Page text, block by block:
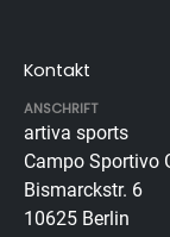
Kontakt
ANSCHRIFT
artiva sports
Campo Sportivo
Bismarckstr. 6
10625 Berlin